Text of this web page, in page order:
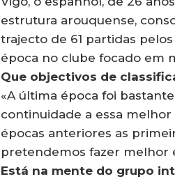
estrutura arouquense,
trajecto de 61 partidas
época no clube focado em
Que objectivos de
«A última época foi
continuidade a essa
épocas anteriores as
pretendemos fazer melhor
Está na mente do grupo